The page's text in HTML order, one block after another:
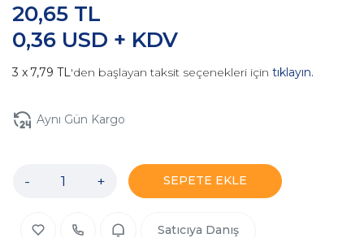
0,36 USD + KDV
20,65 TL
7,79 TL'den başlayan taksit seçenekleri için tıklayın.
Aynı Gün Kargo
- + SEPETE EKLE
Satıcıya Danış